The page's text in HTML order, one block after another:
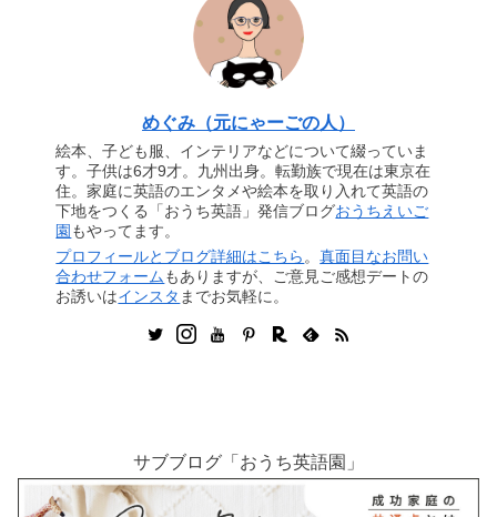
めぐみ（元にゃーごの人）
絵本、子ども服、インテリアなどについて綴っていま
す。子供は6才9才。九州出身。転勤族で現在は東京在
住。家庭に英語のエンタメや絵本を取り入れて英語の
下地をつくる「おうち英語」発信ブログおうちえいご
園 もやってます。
プロフィールとブログ詳細はこちら 。真面目なお問い
合わせフォームもありますが、ご意見ご感想デートの
お誘いはインスタ までお気軽に。
サブブログ「おうち英語園」